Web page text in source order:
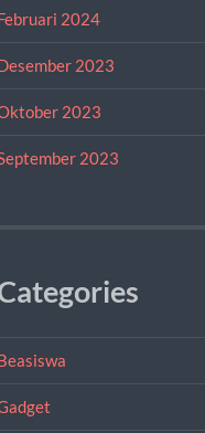
2024
2023
2023
2023